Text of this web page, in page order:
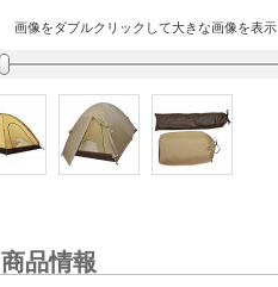
画像をダブルクリックして大きな画像を表示
商品情報